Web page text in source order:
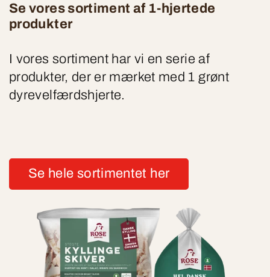
Se vores sortiment af 1-hjertede
produkter
I vores sortiment har vi en serie af
produkter, der er mærket med 1 grønt
dyrevelfærdshjerte.
Se hele sortimentet her